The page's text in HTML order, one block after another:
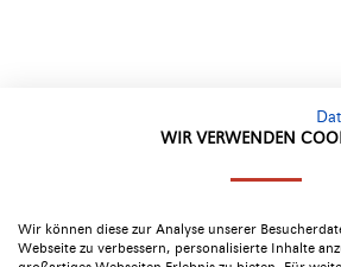
4.4
WIR VERWENDEN
Wir können diese zur Analyse unserer
Webseite zu verbessern, personalisierte Inhalte